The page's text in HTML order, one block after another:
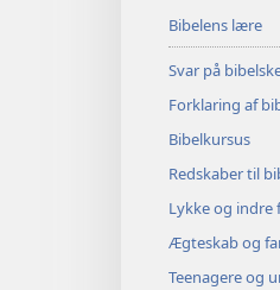
Bibelens lære
Svar på
Forklaring af
Bibelkursus
Redskaber til
Lykke og indre
Ægteskab og
Teenagere og